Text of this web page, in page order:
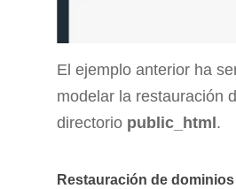
El ejemplo anterior ha
modelar la restauración
directorio public_html .
Restauración de